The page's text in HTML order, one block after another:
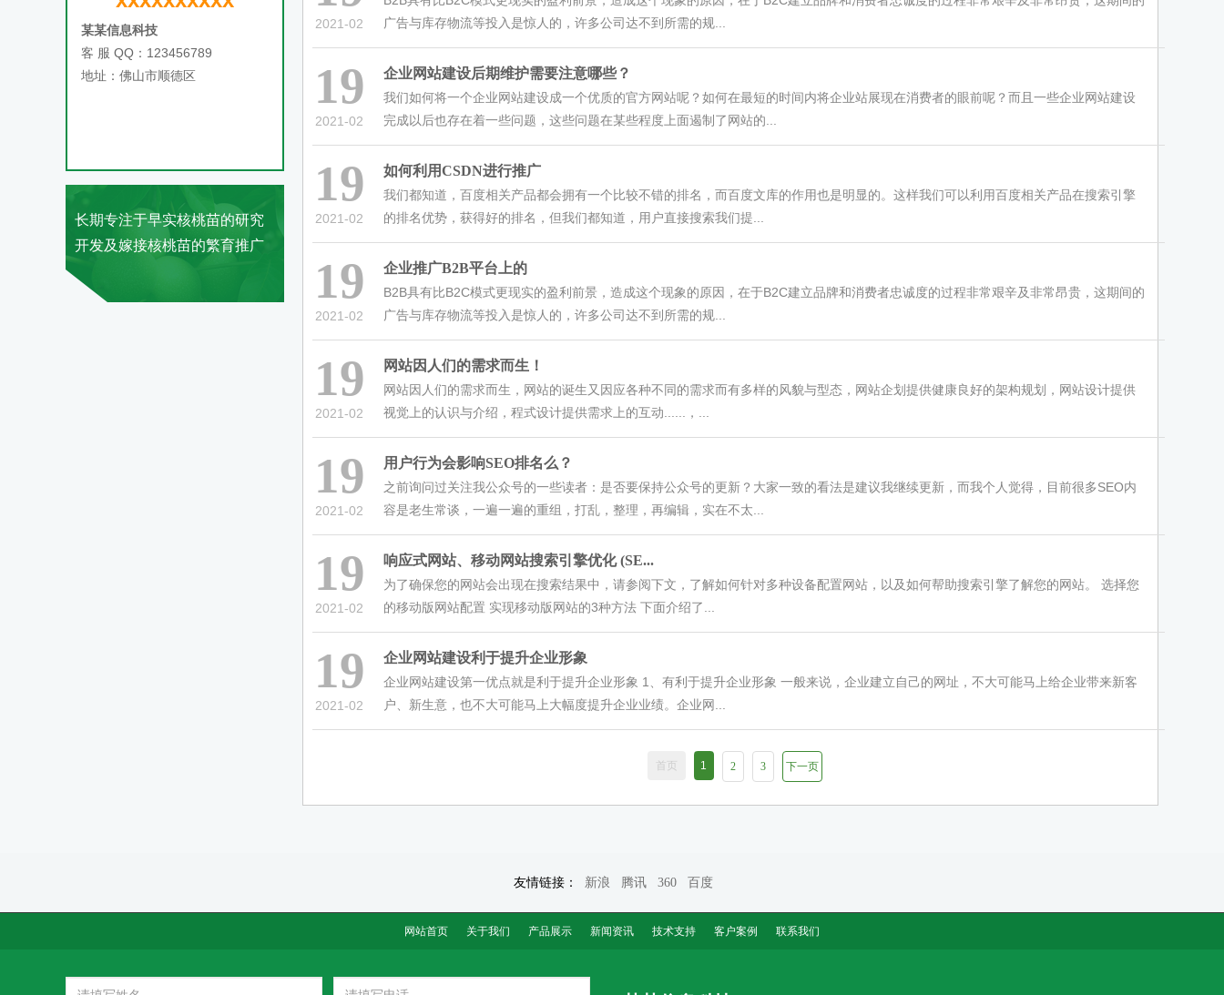
某某信息科技
客 服 QQ：123456789
地址：佛山市顺德区
长期专注于早实核桃苗的研究
开发及嫁接核桃苗的繁育推广
2021-02
广告与库存物流等投入是惊人的，许多公司达不到所需的规...
19
2021-02
企业网站建设后期维护需要注意哪些？
我们如何将一个企业网站建设成一个优质的官方网站呢？如何在最短的时间内将企业站展现在消费者的眼前呢？而且一些企业网站建设
完成以后也存在着一些问题，这些问题在某些程度上面遏制了网站的...
19
2021-02
如何利用CSDN进行推广
我们都知道，百度相关产品都会拥有一个比较不错的排名，而百度文库的作用也是明显的。这样我们可以利用百度相关产品在搜索引擎
的排名优势，获得好的排名，但我们都知道，用户直接搜索我们提...
19
2021-02
企业推广B2B平台上的
B2B具有比B2C模式更现实的盈利前景，造成这个现象的原因，在于B2C建立品牌和消费者忠诚度的过程非常艰辛及非常昂贵，这期间的
广告与库存物流等投入是惊人的，许多公司达不到所需的规...
19
2021-02
网站因人们的需求而生！
网站因人们的需求而生，网站的诞生又因应各种不同的需求而有多样的风貌与型态，网站企划提供健康良好的架构规划，网站设计提供
视觉上的认识与介绍，程式设计提供需求上的互动......，...
19
2021-02
用户行为会影响SEO排名么？
之前询问过关注我公众号的一些读者：是否要保持公众号的更新？大家一致的看法是建议我继续更新，而我个人觉得，目前很多SEO内
容是老生常谈，一遍一遍的重组，打乱，整理，再编辑，实在不太...
19
2021-02
响应式网站、移动网站搜索引擎优化 (SE...
为了确保您的网站会出现在搜索结果中，请参阅下文，了解如何针对多种设备配置网站，以及如何帮助搜索引擎了解您的网站。 选择您
的移动版网站配置 实现移动版网站的3种方法 下面介绍了...
19
2021-02
企业网站建设利于提升企业形象
企业网站建设第一优点就是利于提升企业形象 1、有利于提升企业形象 一般来说，企业建立自己的网址，不大可能马上给企业带来新客
户、新生意，也不大可能马上大幅度提升企业业绩。企业网...
首页 1 2 3 下一页
友情链接： 新浪 腾讯 360 百度
网站首页 关于我们 产品展示 新闻资讯 技术支持 客户案例 联系我们